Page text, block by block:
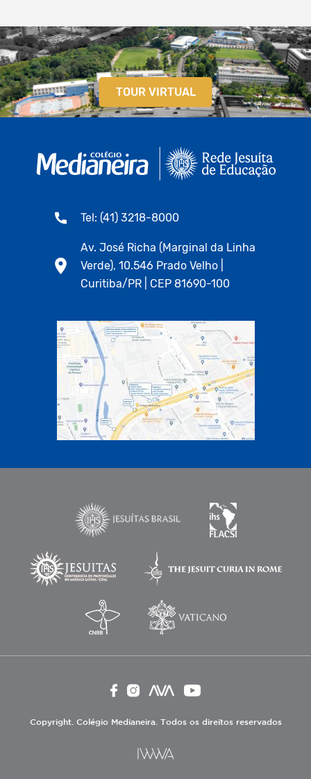
TOUR VIRTUAL
Tel: (41) 3218-8000
Av. José Richa (Marginal da Linha
Verde), 10.546 Prado Velho |
Curitiba/PR | CEP 81690-100
Copyright. Colégio Medianeira. Todos os direitos reservados